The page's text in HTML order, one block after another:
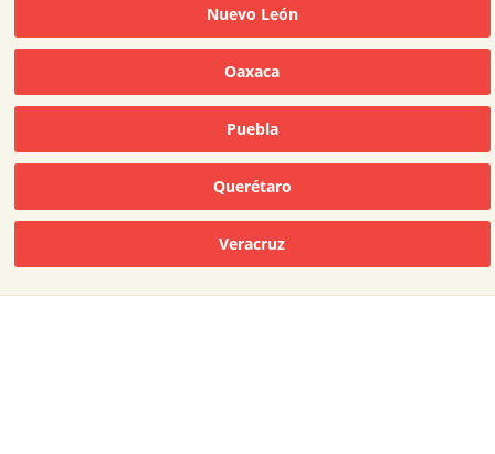
Nuevo León
Oaxaca
Puebla
Querétaro
Veracruz